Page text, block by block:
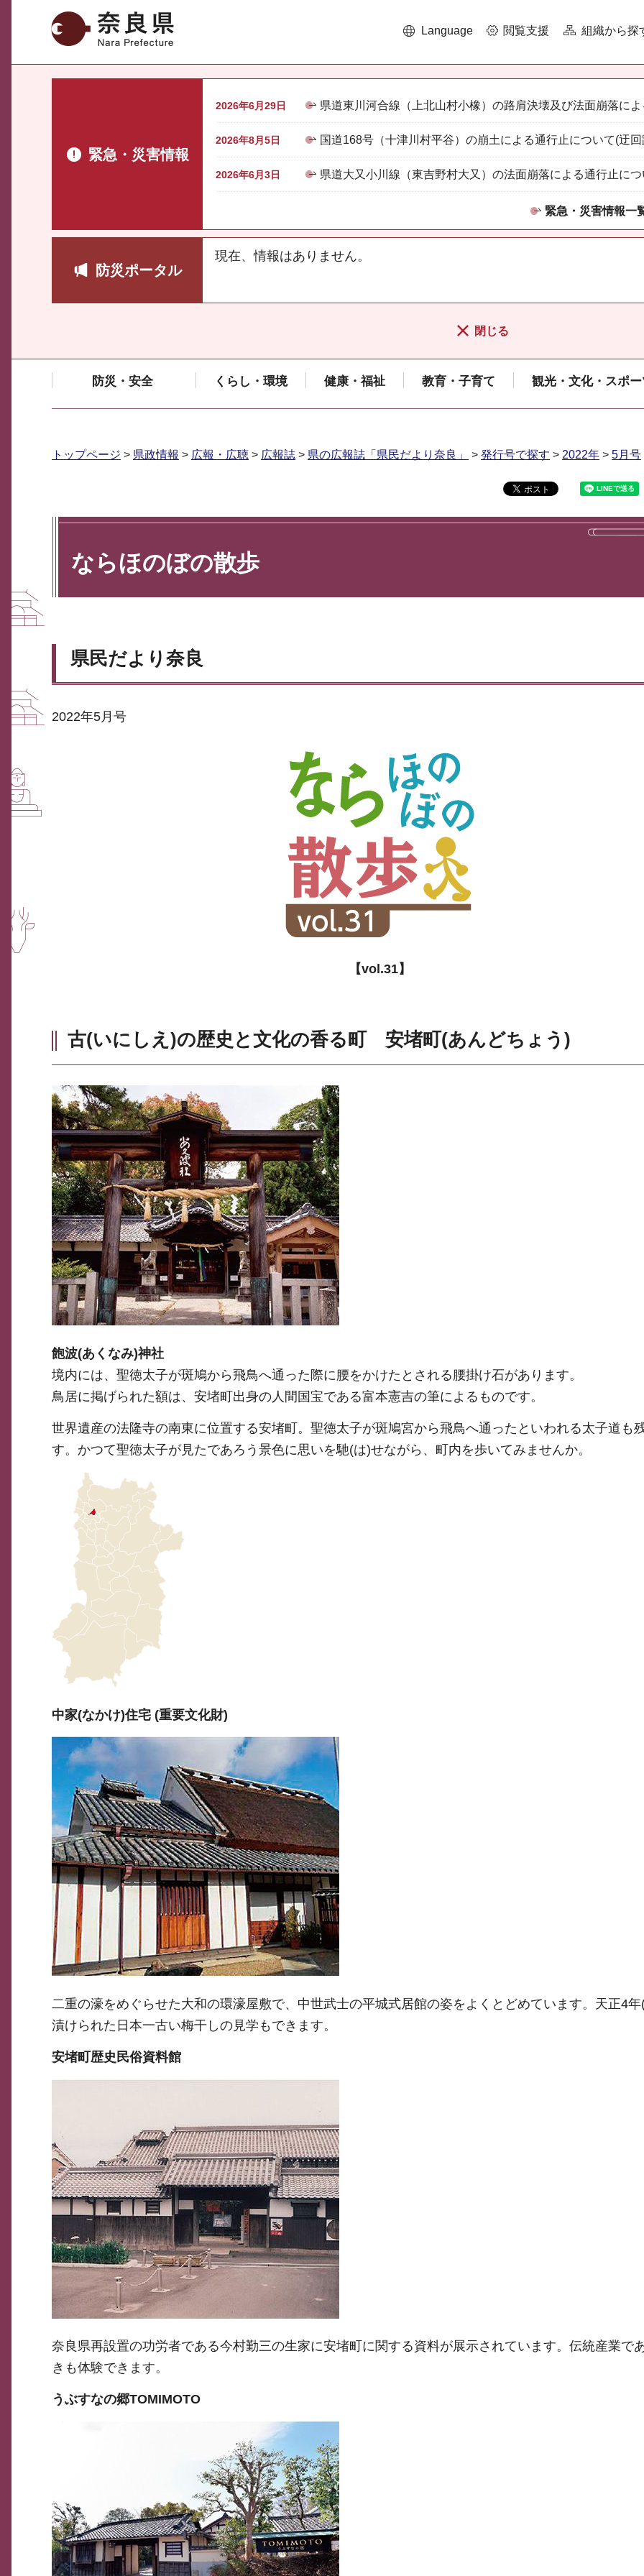
奈良県 Language 閲覧支援 組織から探
緊急・災害情報
2026年6月29日 県道東川河合線（上北山村小橡）の路肩決壊及び法面崩落に
2026年8月5日 国道168号（十津川村平谷）の崩土による通行止について(迂
2026年6月3日 県道大又小川線（東吉野村大又）の法面崩落による通行止につ
緊急・災害情報一
防災ポータル
現在、情報はありません。
閉じる
防災・安全 くらし・環境 健康・福祉 教育・子育て 観光・文化・スポー
トップページ > 県政情報 > 広報・広聴 > 広報誌 > 県の広報誌「県民だより奈良」 > 発行号で探す > 2022年 > 5月号
ならほのぼの散歩
県民だより奈良
2022年5月号
【vol.31】
古(いにしえ)の歴史と文化の香る町 安堵町(あんどちょう)
飽波(あくなみ)神社
境内には、聖徳太子が斑鳩から飛鳥へ通った際に腰をかけたとされる腰掛け石があります。
鳥居に掲げられた額は、安堵町出身の人間国宝である富本憲吉の筆によるものです。
世界遺産の法隆寺の南東に位置する安堵町。聖徳太子が斑鳩宮から飛鳥へ通ったといわれる太子道も
す。かつて聖徳太子が見たであろう景色に思いを馳(は)せながら、町内を歩いてみませんか。
中家(なかけ)住宅 (重要文化財)
二重の濠をめぐらせた大和の環濠屋敷で、中世武士の平城式居館の姿をよくとどめています。天正4年
漬けられた日本一古い梅干しの見学もできます。
安堵町歴史民俗資料館
奈良県再設置の功労者である今村勤三の生家に安堵町に関する資料が展示されています。伝統産業で
きも体験できます。
うぶすなの郷TOMIMOTO